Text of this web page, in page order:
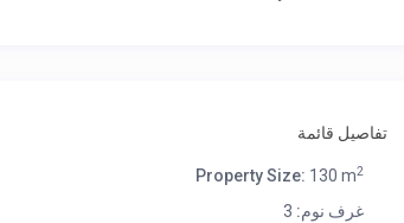
تفاصيل قائمة
Property Size: 130 m2
غرف نوم: